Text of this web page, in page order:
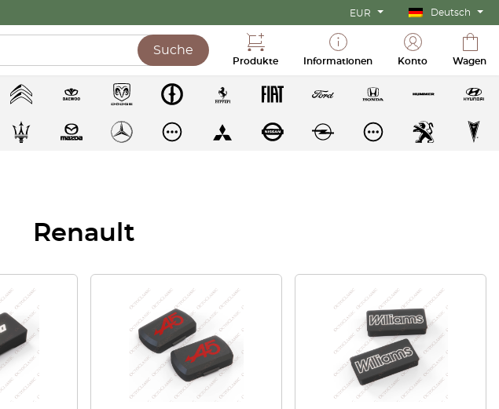
EUR Deutsch
Suche
Produkte Informationen Konto Wagen
Renault